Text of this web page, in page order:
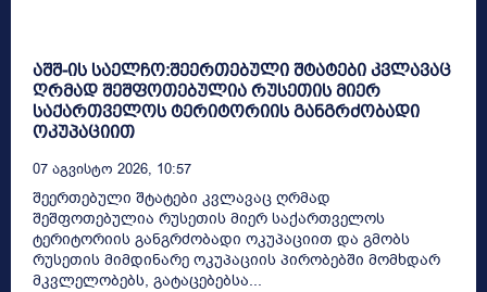
აშშ-ის საელჩო:შეერთებული შტატები კვლავაც
ღრმად შეშფოთებულია რუსეთის მიერ
საქართველოს ტერიტორიის განგრძობადი
ოკუპაციით
07 Აგვისტო 2026, 10:57
შეერთებული შტატები კვლავაც ღრმად
შეშფოთებულია რუსეთის მიერ საქართველოს
ტერიტორიის განგრძობადი ოკუპაციით და გმობს
რუსეთის მიმდინარე ოკუპაციის პირობებში მომხდარ
მკვლელობებს, გატაცებებსა...